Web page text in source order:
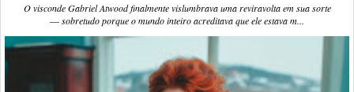
O visconde Gabriel Atwood finalmente vislumbrava uma reviravolta em sua sorte
― sobretudo porque o mundo inteiro acreditava que ele estava m...